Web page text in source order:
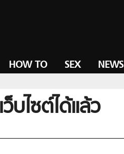
HOW TO SEX NEWS
บไซต์ได้แล้ว